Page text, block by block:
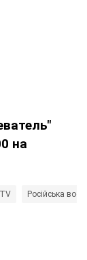
на
Російська